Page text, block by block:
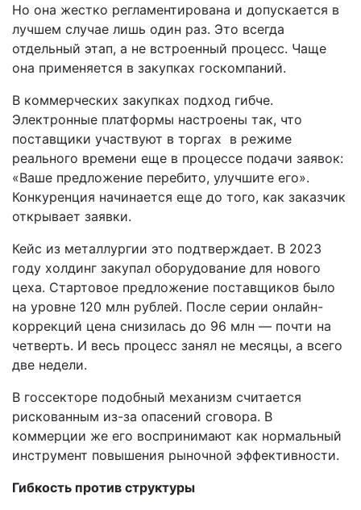
Но она жестко регламентирована и допускается в
лучшем случае лишь один раз. Это всегда
отдельный этап, а не встроенный процесс. Чаще
она применяется в закупках госкомпаний.
В коммерческих закупках подход гибче.
Электронные платформы настроены так, что
поставщики участвуют в торгах в режиме
реального времени еще в процессе подачи заявок:
«Ваше предложение перебито, улучшите его».
Конкуренция начинается еще до того, как заказчик
открывает заявки.
Кейс из металлургии это подтверждает. В 2023
году холдинг закупал оборудование для нового
цеха. Стартовое предложение поставщиков было
на уровне 120 млн рублей. После серии онлайн-
коррекций цена снизилась до 96 млн — почти на
четверть. И весь процесс занял не месяцы, а всего
две недели.
В госсекторе подобный механизм считается
рискованным из-за опасений сговора. В
коммерции же его воспринимают как нормальный
инструмент повышения рыночной эффективности.
Гибкость против структуры